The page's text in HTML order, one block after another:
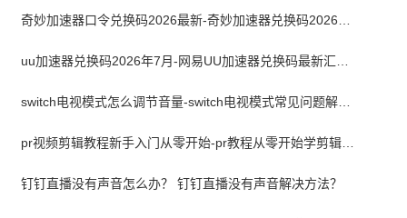
switch电视模式怎么调节音量-switch电视模式常见问题解决方案
pr视频剪辑教程新手入门从零开始-pr教程从零开始学剪辑全集免费
钉钉直播没有声音怎么办？ 钉钉直播没有声音解决方法？